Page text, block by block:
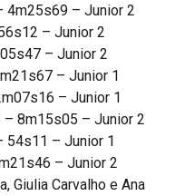
4m25s69 – Junior 2
– Junior 2
– Junior 2
– Junior 1
– Junior 1
– 8m15s05 – Junior 2
54s11 – Junior 1
– Junior 2
Giulia Carvalho e Ana